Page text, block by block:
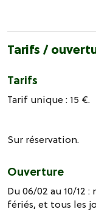
Tarifs /
Tarifs
Tarif unique : 15 €.
Sur réservation.
Ouverture
Du 06/02 au 10/12
fériés, et tous les